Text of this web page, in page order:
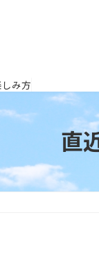
み方
直